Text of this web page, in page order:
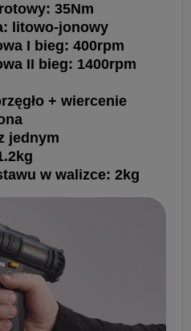
35Nm
litowo-jonowy
I bieg: 400rpm
II bieg: 1400rpm
+ wiercenie
jednym
w walizce: 2kg